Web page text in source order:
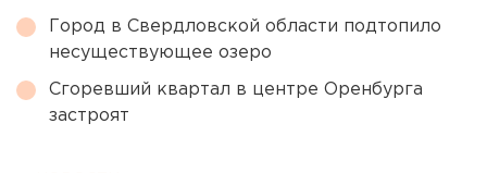
Город в Свердловской области подтопило
несуществующее озеро
Сгоревший квартал в центре Оренбурга
застроят